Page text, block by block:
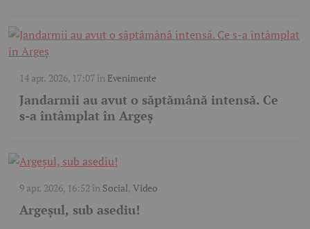
14 apr. 2026, 17:07în Evenimente
Jandarmii au avut o săptămână intensă. Ce
s-a întâmplat în Argeș
9 apr. 2026, 16:52 în Social, Video
Argeșul, sub asediu!